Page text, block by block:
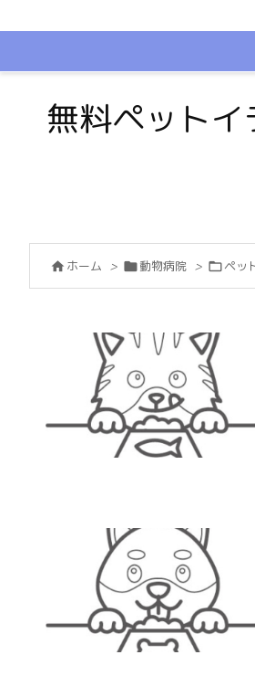
無料ペット
 ホーム > 動物病院 > ペッ